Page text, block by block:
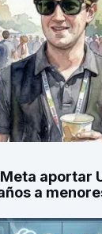
aportar
a